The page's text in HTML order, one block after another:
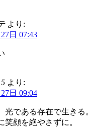
より:
日 07:43
より:
日 09:04
光である存在で生きる。
笑顔を絶やさずに。